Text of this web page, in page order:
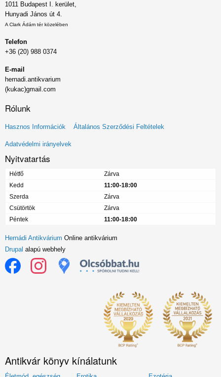
1011 Budapest I. kerület,
Hunyadi János út 4.
A Clark Ádám tér közelében
Telefon
+36 (20) 988 0374
E-mail
hernadi.antikvarium
(kukac)gmail.com
Rólunk
Lábléc
menü
Hasznos Információk Általános Szerződési Feltételek
Adatvédelmi irányelvek
Nyitvatartás
Hétfő
Zárva
Kedd
11:00-18:00
Szerda
Zárva
Csütörtök
Zárva
Péntek
11:00-18:00
Hernádi Antikvárium Online antikvárium
Drupal alapú webhely
Antikvár könyv kínálatunk